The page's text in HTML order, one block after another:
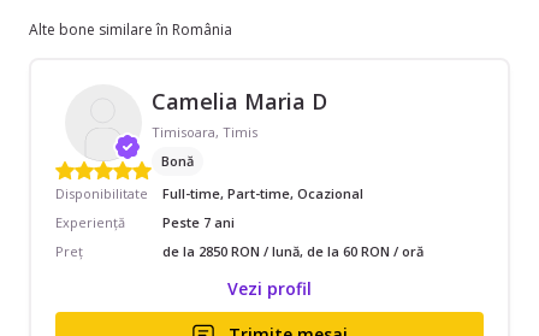
Alte bone similare în România
Camelia Maria D
Timisoara, Timis
Bonă
Disponibilitate
Full-time, Part-time, Ocazional
Experiență
Peste 7 ani
Preț
de la 2850 RON / lună, de la 60 RON / oră
Vezi profil